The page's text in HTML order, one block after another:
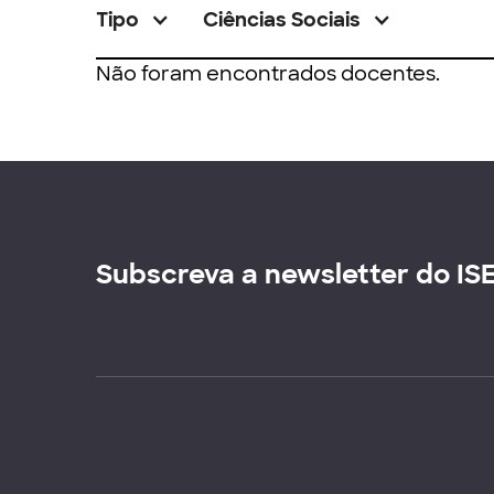
Tipo Ciências Sociais
Não foram encontrados docentes.
Subscreva a newsletter do